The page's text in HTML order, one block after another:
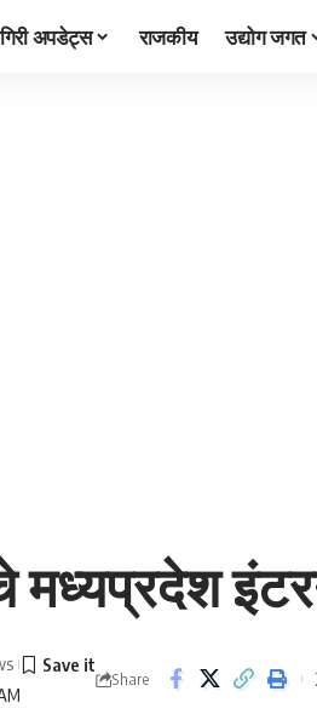
अपडेट्स राजकीय उद्योग जगत
मध्यप्रदेश
Share